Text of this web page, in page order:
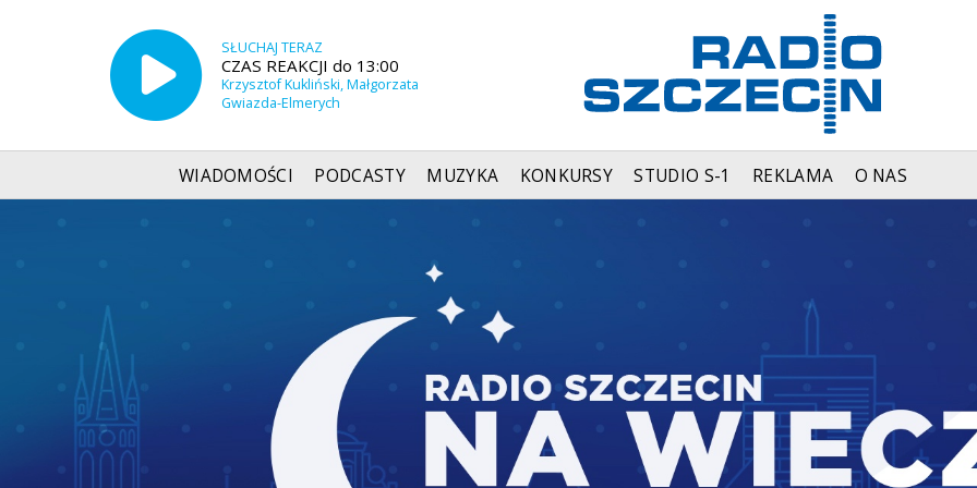
SŁUCHAJ TERAZ
CZAS REAKCJI do 13:00
Krzysztof Kukliński, Małgorzata
Gwiazda-Elmerych
WIADOMOŚCI PODCASTY MUZYKA KONKURSY STUDIO S-1 REKLAMA O NAS